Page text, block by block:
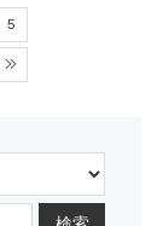
5